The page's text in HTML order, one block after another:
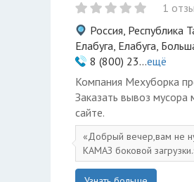
1
Россия, Республика
Елабуга, Елабуга,
8 (800) 23...ещё
Компания Мехуборка
Заказать вывоз
сайте.
Добрый вечер,вам не
КАМАЗ боковой загрузки.